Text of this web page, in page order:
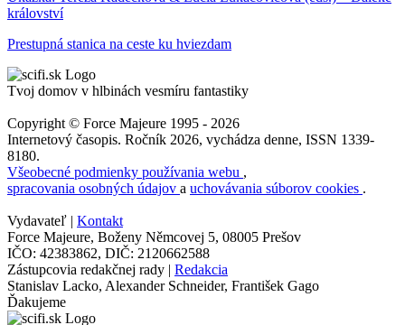
království
Prestupná stanica na ceste ku hviezdam
Tvoj domov v hlbinách vesmíru fantastiky
Copyright © Force Majeure 1995 - 2026
Internetový časopis. Ročník 2026, vychádza denne, ISSN 1339-
8180.
Všeobecné podmienky používania webu ,
spracovania osobných údajov a uchovávania súborov cookies .
Vydavateľ | Kontakt
Force Majeure, Boženy Němcovej 5, 08005 Prešov
IČO: 42383862, DIČ: 2120662588
Zástupcovia redakčnej rady | Redakcia
Stanislav Lacko, Alexander Schneider, František Gago
Ďakujeme